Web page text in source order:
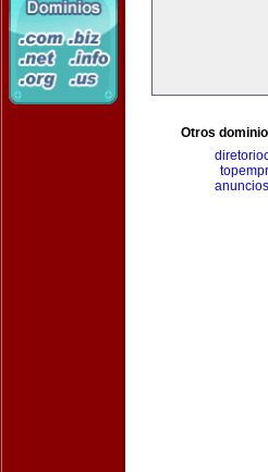
Otros